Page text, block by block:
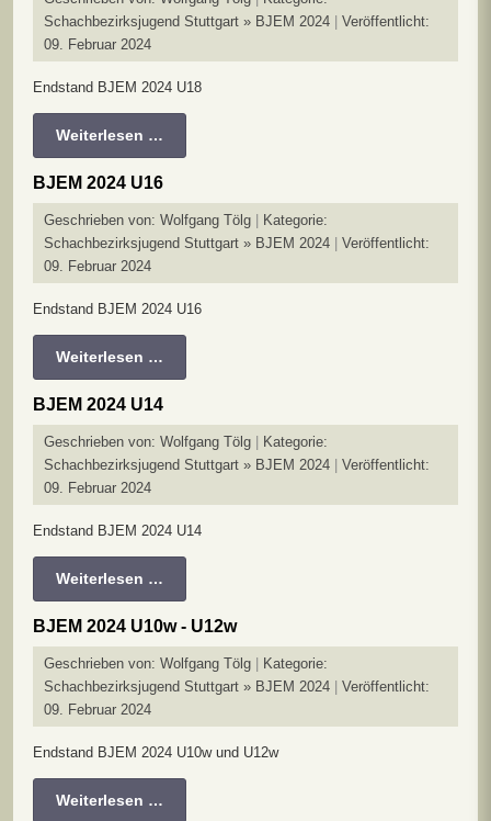
Schachbezirksjugend Stuttgart » BJEM 2024
Veröffentlicht:
09. Februar 2024
Endstand BJEM 2024 U18
Weiterlesen …
BJEM 2024 U16
Geschrieben von: Wolfgang Tölg
Kategorie:
Schachbezirksjugend Stuttgart » BJEM 2024
Veröffentlicht:
09. Februar 2024
Endstand BJEM 2024 U16
Weiterlesen …
BJEM 2024 U14
Geschrieben von: Wolfgang Tölg
Kategorie:
Schachbezirksjugend Stuttgart » BJEM 2024
Veröffentlicht:
09. Februar 2024
Endstand BJEM 2024 U14
Weiterlesen …
BJEM 2024 U10w - U12w
Geschrieben von: Wolfgang Tölg
Kategorie:
Schachbezirksjugend Stuttgart » BJEM 2024
Veröffentlicht:
09. Februar 2024
Endstand BJEM 2024 U10w und U12w
Weiterlesen …